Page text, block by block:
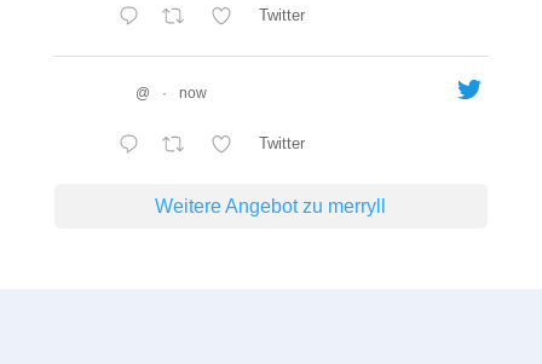
Twitter
@ · now
Twitter
Weitere Angebot zu merryll